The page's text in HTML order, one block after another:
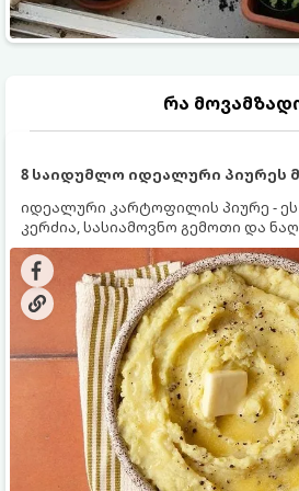
რა
8 საიდუმლო იდეალური პიურეს
იდეალური კარტოფილის პიურე - ეს
კერძია, სასიამოვნო გემოთი და
ფერით. მისი მომზადება ძალიან
არსებობს რამდენიმე საიდუმლო,
იცოდეთ, რომ პიურე იდეალურად